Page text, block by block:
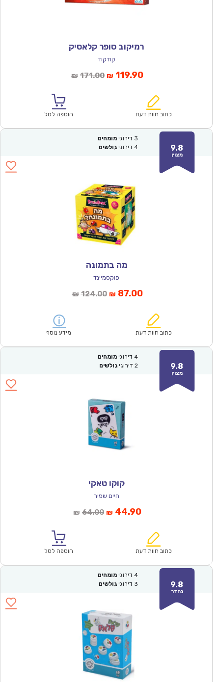
רמיקוב סופר קלאסיק
קודקוד
₪ 171.00המחיר
₪171.00.
₪ 119.90המחיר
הוא:
כתוב חוות דעת הוספה לסל
9.8
מצוין
3 דירוגי מומחים
4 דירוגי גולשים
מה בתמונה
פוקסמיינד
₪ 124.00המחיר
₪124.00.
₪ 87.00המחיר
הוא:
כתוב חוות דעת מידע נוסף
9.8
מצוין
4 דירוגי מומחים
2 דירוגי גולשים
קוקו טאקי
חיים שפיר
₪ 64.00המחיר
₪64.00.
₪ 44.90המחיר
הוא:
כתוב חוות דעת הוספה לסל
9.8
נהדר
4 דירוגי מומחים
3 דירוגי גולשים